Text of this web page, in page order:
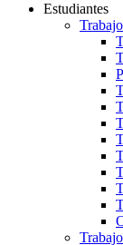
Estudiantes
Trabajo